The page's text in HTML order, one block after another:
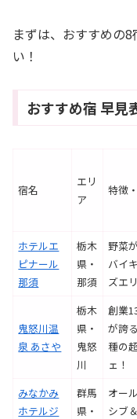
まずは、おすすめの
い！
おすすめ宿 早見
宿名
エリ
ア
特徴
ホテルエ
ピナール
那須
栃木
県・
那須
野菜
バイ
ズエ
鬼怒川温
泉 あさや
栃木
県・
鬼怒
川
創業
が誇
種の
ェ！
みなかみ
ホテルジ
群馬
県・
オー
シブ